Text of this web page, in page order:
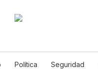
Política Seguridad